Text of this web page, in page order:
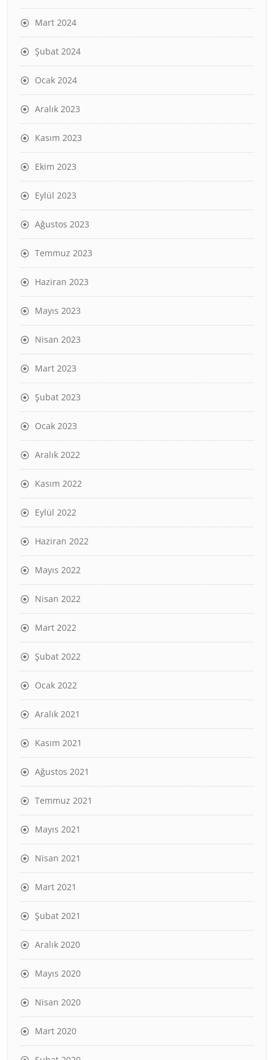
Mart 2024
Şubat 2024
Ocak 2024
Aralık 2023
Kasım 2023
Ekim 2023
Eylül 2023
Ağustos 2023
Temmuz 2023
Haziran 2023
Mayıs 2023
Nisan 2023
Mart 2023
Şubat 2023
Ocak 2023
Aralık 2022
Kasım 2022
Eylül 2022
Haziran 2022
Mayıs 2022
Nisan 2022
Mart 2022
Şubat 2022
Ocak 2022
Aralık 2021
Kasım 2021
Ağustos 2021
Temmuz 2021
Mayıs 2021
Nisan 2021
Mart 2021
Şubat 2021
Aralık 2020
Mayıs 2020
Nisan 2020
Mart 2020